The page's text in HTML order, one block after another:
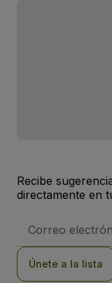
Recibe
directamente en
de
Únete a la lista